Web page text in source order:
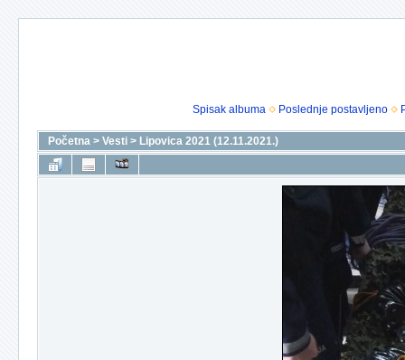
Spisak albuma Poslednje postavljeno
Početna > Vesti > Lipovica 2021 (12.11.2021.)